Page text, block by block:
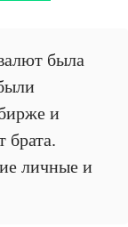
была
и
брата.
личные и